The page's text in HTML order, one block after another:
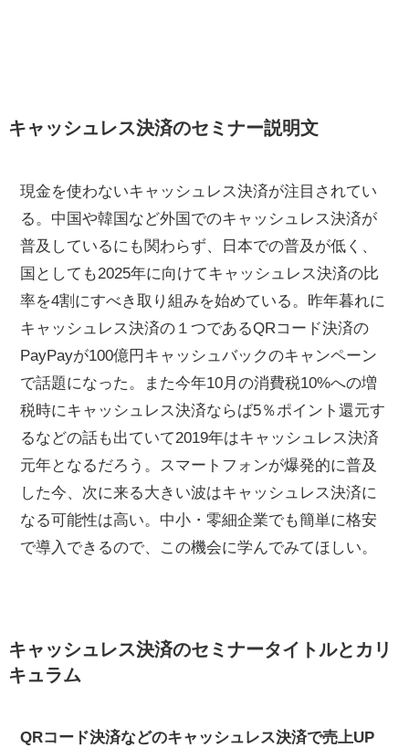
キャッシュレス決済のセミナー説明文
現金を使わないキャッシュレス決済が注目されてい
る。中国や韓国など外国でのキャッシュレス決済が
普及しているにも関わらず、日本での普及が低く、
国としても2025年に向けてキャッシュレス決済の比
率を4割にすべき取り組みを始めている。昨年暮れに
キャッシュレス決済の１つであるQRコード決済の
PayPayが100億円キャッシュバックのキャンペーン
で話題になった。また今年10月の消費税10%への増
税時にキャッシュレス決済ならば5％ポイント還元す
るなどの話も出ていて2019年はキャッシュレス決済
元年となるだろう。スマートフォンが爆発的に普及
した今、次に来る大きい波はキャッシュレス決済に
なる可能性は高い。中小・零細企業でも簡単に格安
で導入できるので、この機会に学んでみてほしい。
キャッシュレス決済のセミナータイトルとカリ
キュラム
QRコード決済などのキャッシュレス決済で売上UP